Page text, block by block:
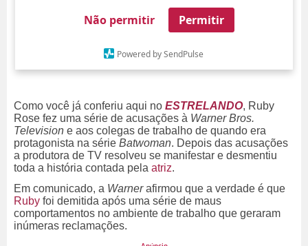
Não permitir Permitir
Powered by SendPulse
Como você já conferiu aqui no ESTRELANDO, Ruby
Rose fez uma série de acusações à Warner Bros.
Television e aos colegas de trabalho de quando era
protagonista na série Batwoman. Depois das acusações
a produtora de TV resolveu se manifestar e desmentiu
toda a história contada pela atriz.
Em comunicado, a Warnerafirmou que a verdade é que
Ruby foi demitida após uma série de maus
comportamentos no ambiente de trabalho que geraram
inúmeras reclamações.